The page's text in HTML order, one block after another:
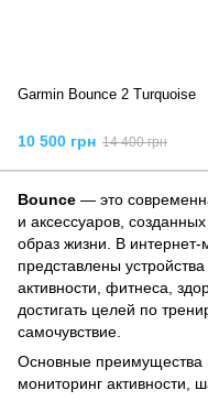
Garmin Bounce 2 Turquoise
10 500 грн 14 400 грн
Bounce — это
и аксессуаров,
образ жизни. В интернет-
представлены
активности, фитнеса,
достигать целей по
самочувствие.
Основные преимущества
мониторинг активности,